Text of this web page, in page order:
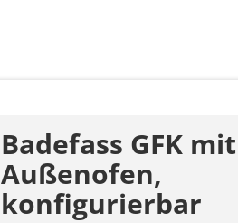
Konto erstellen
Passwort vergessen?
Badefass GFK mit
Außenofen,
konfigurierbar